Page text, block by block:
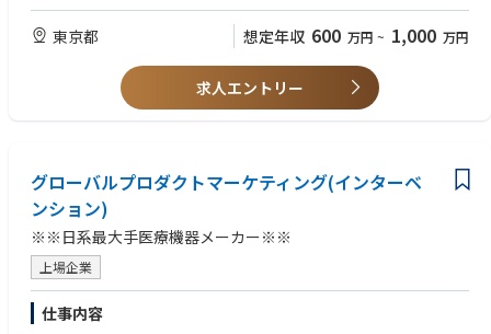
東京都 想定年収 600 万円 ~ 1,000 万円
求人エントリー
グローバルプロダクトマーケティング(インターベ
ンション)
※※日系最大手医療機器メーカー※※
上場企業
仕事内容